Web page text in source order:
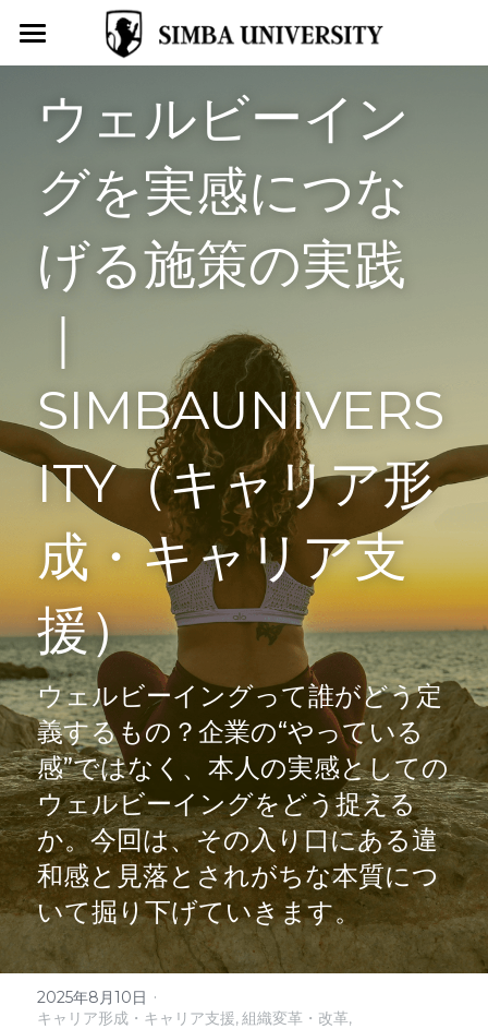
トップページ
SIMBA UNIVERSITYとは
お役立ちコラム
ＡＩ無料ビジョン診断
キャリア開発プログラム
4コマ漫画はたらくわたし
学校型転職支援サービスSIMBA
SIMBA受講生募集
お問い合わせ
受講生専用ログイン
検索
法人向けサイトはこちら
ウェルビーイン
グを実感につな
げる施策の実践
｜
SIMBAUNIVERS
ITY（キャリア形
成・キャリア支
援）
ウェルビーイングって誰がどう定
義するもの？企業の“やっている
感”ではなく、本人の実感としての
ウェルビーイングをどう捉える
か。今回は、その入り口にある違
和感と見落とされがちな本質につ
いて掘り下げていきます。
2025年8月10日 ·
キャリア形成・キャリア支援,組織変革・改革,